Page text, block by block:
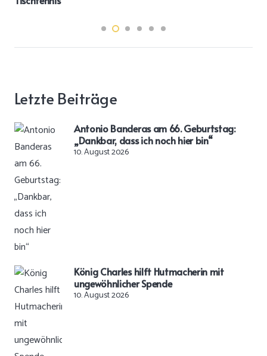
Letzte Beiträge
Antonio Banderas am 66. Geburtstag:
„Dankbar, dass ich noch hier bin“
10. August 2026
König Charles hilft Hutmacherin mit
ungewöhnlicher Spende
10. August 2026